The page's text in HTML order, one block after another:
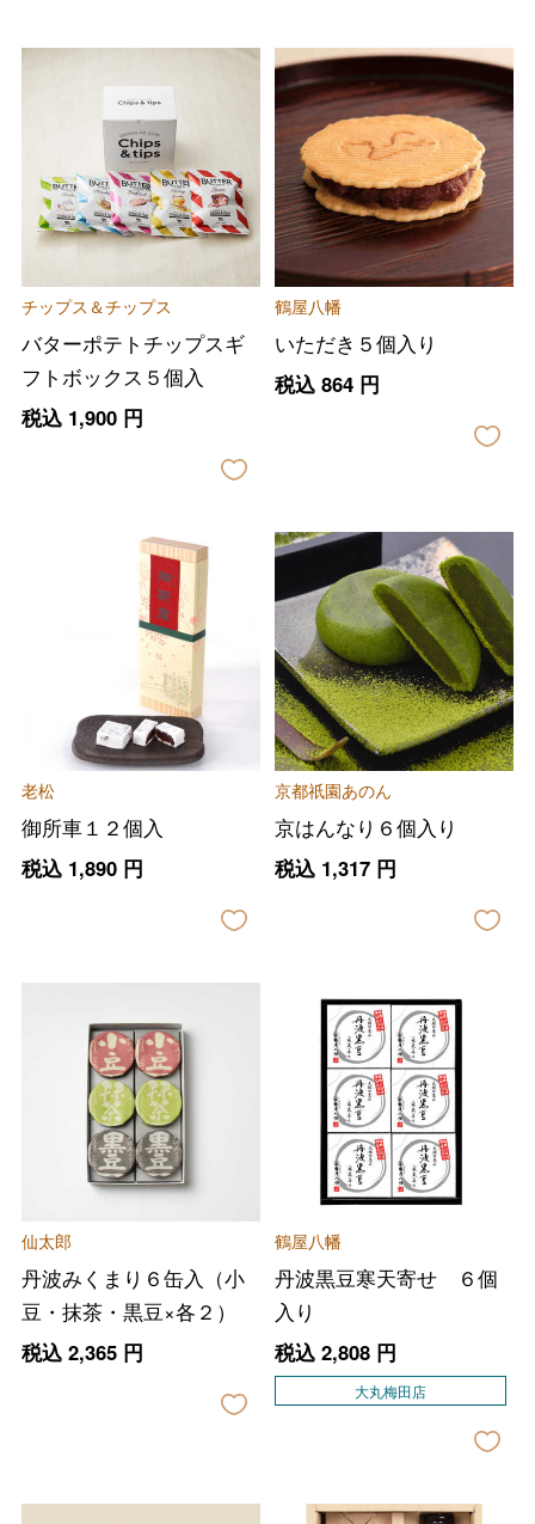
チップス＆チップス
バターポテトチップスギ
フトボックス５個入
税込 1,900円
鶴屋八幡
いただき５個入り
税込 864円
老松
御所車１２個入
税込 1,890円
京都祇園あのん
京はんなり６個入り
税込 1,317円
仙太郎
丹波みくまり６缶入（小
豆・抹茶・黒豆×各２）
税込 2,365円
鶴屋八幡
丹波黒豆寒天寄せ ６個
入り
税込 2,808円
大丸梅田店